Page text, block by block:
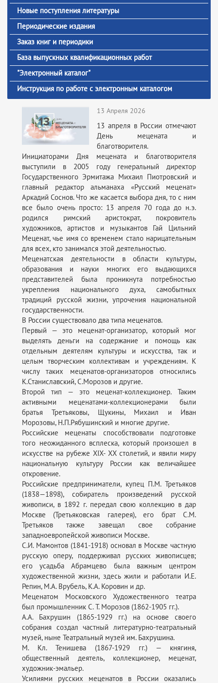
Новые поступления литературы
Периодические издания
Заказ книг и периодики
База выпускных квалификационных работ
"Электронный каталог"
Инструкция по работе с электронным каталогом
13 Апреля 2026
13 апреля в России отмечают
День мецената и
благотворителя.
Инициаторами Дня мецената и благотворителя
выступили в 2005 году генеральный директор
Государственного Эрмитажа Михаил Пиотровский и
главный редактор альманаха «Русский меценат»
Аркадий Соснов. Что же касается выбора дня, то с ним
все было очень просто: 13 апреля 70 года до н.э.
родился римский аристократ, покровитель
художников, артистов и музыкантов Гай Цильний
Меценат, чье имя со временем стало нарицательным
для всех, кто занимался этой деятельностью.
Меценатская деятельности в области культуры,
образования и науки многих его выдающихся
представителей была проникнута потребностью
укрепления национального духа, самобытных
традиций русской жизни, упрочения национальной
государственности.
В России существовало два типа меценатов.
Первый — это меценат-организатор, который мог
выделять деньги на содержание и помощь как
отдельным деятелям культуры и искусства, так и
целым творческим коллективам и учреждениям. К
числу таких меценатов-организаторов относились
К.Станиславский, С.Морозов и другие.
Второй тип — это меценат-коллекционер. Таким
активными меценатами-коллекционерами были
братья Третьяковы, Щукины, Михаил и Иван
Морозовы, Н.П.Рябушинский и многие другие.
Российские меценаты способствовали подготовке
того неожиданного всплеска, который произошел в
искусстве на рубеже XIX- XX столетий, и явили миру
национальную культуру России как величайшее
откровение.
Российские предприниматели, купец П.М. Третьяков
(1838—1898), собиратель произведений русской
живописи, в 1892 г. передал свою коллекцию в дар
Москве (Третьяковская галерея), его брат С.М.
Третьяков также завещал свое собрание
западноевропейской живописи Москве.
С.И. Мамонтов (1841-1918) основал в Москве частную
русскую оперу, поддерживал русских живописцев;
его усадьба Абрамцево была важным центром
художественной жизни, здесь жили и работали И.Е.
Репин, М.А. Врубель, К.А. Коровин и др.
Меценатом Московского Художественного театра
был промышленник С. Т. Морозов (1862-1905 гг.).
А.А. Бахрушин (1865-1929 гг.) на основе своего
собрания создал частный литературно-театральный
музей, ныне Театральный музей им. Бахрушина.
М. Кл. Тенишева (1867-1929 гг.) — княгиня,
общественный деятель, коллекционер, меценат,
художник-эмальер.
Усилиями русских меценатов в России оказались